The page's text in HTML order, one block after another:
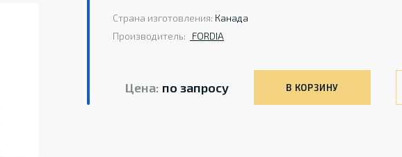
Страна изготовления: Канада
Производитель:
FORDIA
Цена: по запросу В КОРЗИНУ